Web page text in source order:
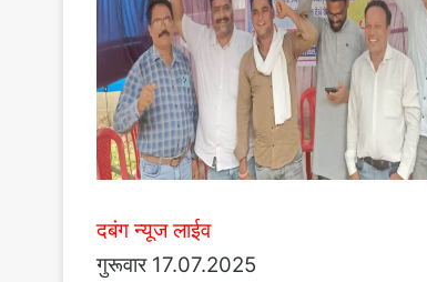
दबंग न्यूज लाईव
गुरूवार 17.07.2025